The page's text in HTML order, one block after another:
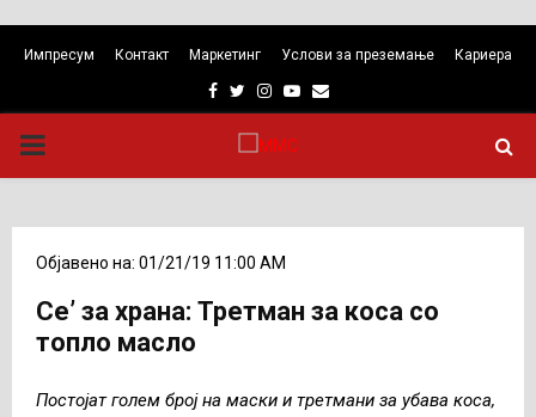
Импресум Контакт Маркетинг Услови за преземање Кариера
Facebook
TwitterInstagram
Youtube
Email
PRIMARY
Објавено на: 01/21/19 11:00 AM
Се’ за храна: Третман за коса со
топло масло
Постојат голем број на маски и третмани за убава коса,